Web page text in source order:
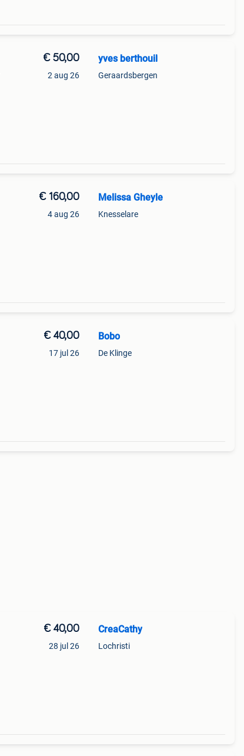
€ 50,00
2 aug 26
yves berthouil
Geraardsbergen
€ 160,00
4 aug 26
Melissa Gheyle
Knesselare
€ 40,00
17 jul 26
Bobo
De Klinge
€ 40,00
28 jul 26
CreaCathy
Lochristi